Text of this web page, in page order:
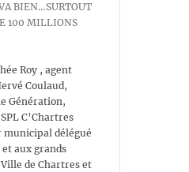
BIEN…SURTOUT
100 MILLIONS
Roy , agent
Coulaud,
Génération,
C’Chartres
municipal délégué
aux grands
de Chartres et